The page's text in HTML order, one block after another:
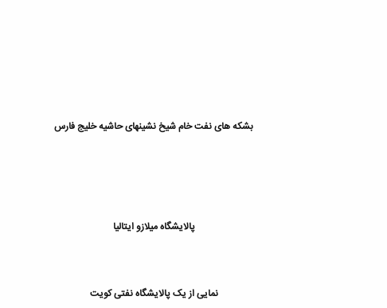
بشکه های نفت خام شیخ نشینهای حاشیه خلیج فارس
پالایشگاه میلازو ایتالیا
نمایی از یک پالایشگاه نفتی کویت